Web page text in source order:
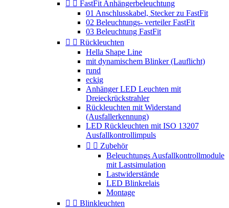
  FastFit Anhängerbeleuchtung
01 Anschlusskabel, Stecker zu FastFit
02 Beleuchtungs- verteiler FastFit
03 Beleuchtung FastFit
  Rückleuchten
Hella Shape Line
mit dynamischem Blinker (Lauflicht)
rund
eckig
Anhänger LED Leuchten mit
Dreieckrückstrahler
Rückleuchten mit Widerstand
(Ausfallerkennung)
LED Rückleuchten mit ISO 13207
Ausfallkontrollimpuls
  Zubehör
Beleuchtungs Ausfallkontrollmodule
mit Lastsimulation
Lastwiderstände
LED Blinkrelais
Montage
  Blinkleuchten